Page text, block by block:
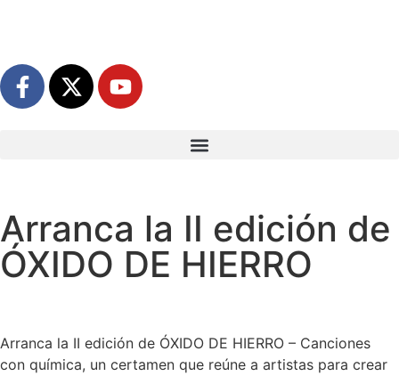
Arranca la II edición de
ÓXIDO DE HIERRO
Arranca la II edición de ÓXIDO DE HIERRO – Canciones
con química, un certamen que reúne a artistas para crear